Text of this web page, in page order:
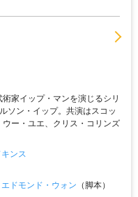
家イップ・マンを演じるシリ
ソン・イップ。共演はスコッ
ー・ユエ、クリス・コリンズ
ンス
エドモンド・ウォン （脚本）